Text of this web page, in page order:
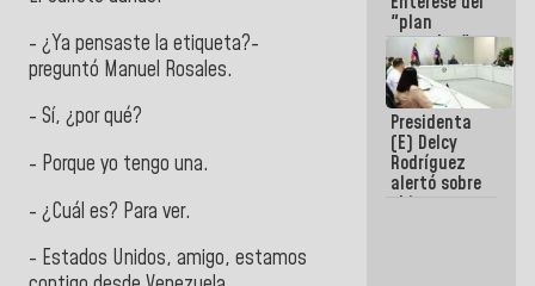
- ¿Ya pensaste la etiqueta?-
preguntó Manuel Rosales.
- Sí, ¿por qué?
- Porque yo tengo una.
- ¿Cuál es? Para ver.
- Estados Unidos, amigo, estamos
"plan
enjambre"
de La Sayo
para
sabotear el
diálogo y
promover el
caos
Presidenta
(E) Delcy
Rodríguez
alertó sobre
el impacto